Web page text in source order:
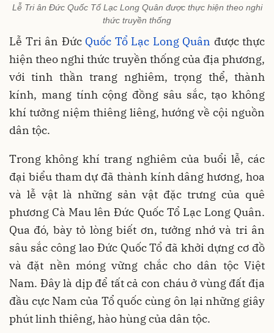
Lễ Tri ân Đức Quốc Tổ Lạc Long Quân được thực hiện theo nghi
thức truyền thống
Lễ Tri ân Đức Quốc Tổ Lạc Long Quân được thực
hiện theo nghi thức truyền thống của địa phương,
với tinh thần trang nghiêm, trọng thể, thành
kính, mang tính cộng đồng sâu sắc, tạo không
khí tưởng niệm thiêng liêng, hướng về cội nguồn
dân tộc.
Trong không khí trang nghiêm của buổi lễ, các
đại biểu tham dự đã thành kính dâng hương, hoa
và lễ vật là những sản vật đặc trưng của quê
phương Cà Mau lên Đức Quốc Tổ Lạc Long Quân.
Qua đó, bày tỏ lòng biết ơn, tưởng nhớ và tri ân
sâu sắc công lao Đức Quốc Tổ đã khởi dựng cơ đồ
và đặt nền móng vững chắc cho dân tộc Việt
Nam. Đây là dịp để tất cả con cháu ở vùng đất địa
đầu cực Nam của Tổ quốc cùng ôn lại những giây
phút linh thiêng, hào hùng của dân tộc.